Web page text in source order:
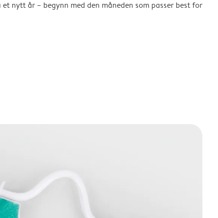
nytt år – begynn med den måneden som passer best for